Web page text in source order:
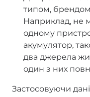
типом,
Наприклад, не
одному
акумулятор,
два джерела
один з них
Застосовуючи